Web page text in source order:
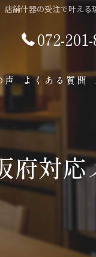
店舗什器の受注で叶える
072-
声 よくある質問
府対